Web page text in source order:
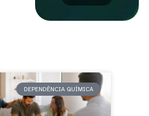
DEPENDÊNCIA QUÍMICA